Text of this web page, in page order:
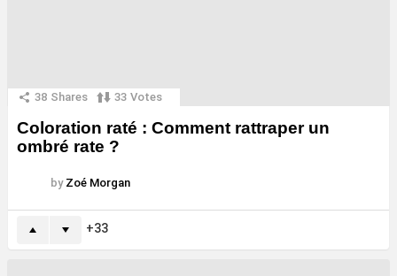
38 Shares 33 Votes
Coloration raté : Comment rattraper un
ombré rate ?
by Zoé Morgan
33